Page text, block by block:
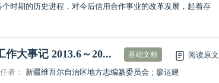
时期的历史进程，对今后信用合作事业的改革发展，起着存
大事记 2013.6～20... 基础文献
阅读原文
者： 新疆维吾尔自治区地方志编纂委员会 ; 廖运建